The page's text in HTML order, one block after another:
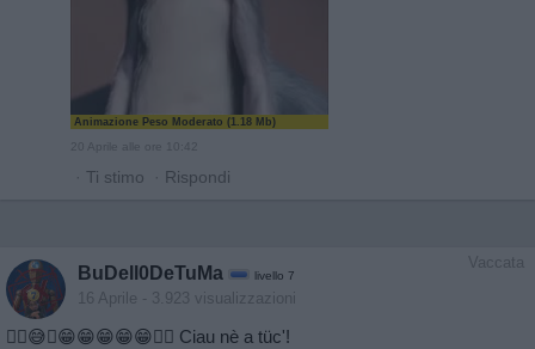
Animazione Peso Moderato (1.18 Mb)
20 Aprile alle ore 10:42
· Ti stimo · Rispondi
Vaccata
BuDell0DeTuMa livello 7
16 Aprile - 3.923 visualizzazioni
😵‍💫😅🤔😁😁😁😁😁👋🏻 Ciau nè a tüc'!